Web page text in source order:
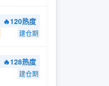
🔥120热度
建仓期
🔥128热度
建仓期